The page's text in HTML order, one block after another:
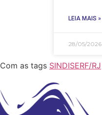
LEIA MAIS »
28/05/2026
Com as tags SINDISERF/RJ